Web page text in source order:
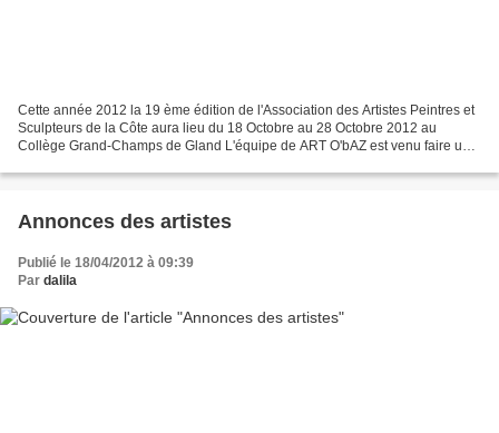
Cette année 2012 la 19 ème édition de l'Association des Artistes Peintres et
Sculpteurs de la Côte aura lieu du 18 Octobre au 28 Octobre 2012 au
Collège Grand-Champs de Gland L'équipe de ART O'bAZ est venu faire un
Annonces des artistes
Publié le 18/04/2012 à 09:39
Par dalila